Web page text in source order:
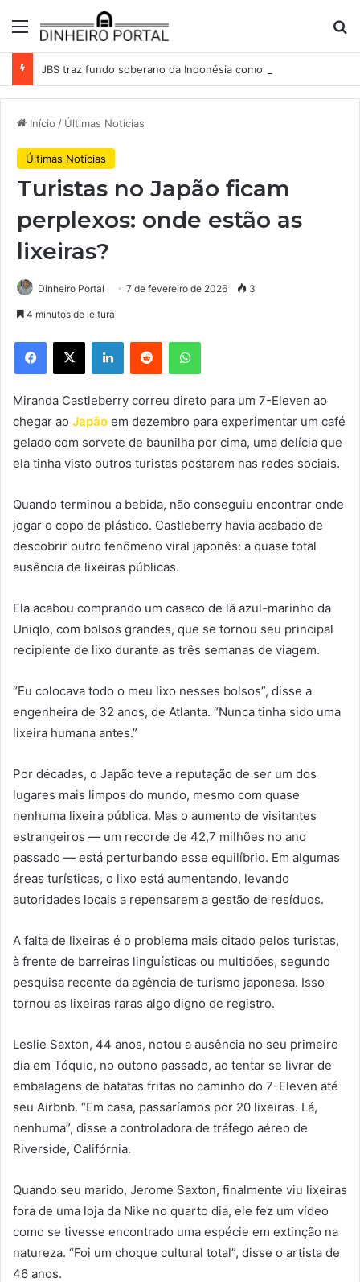
Menu
Início / Últimas Notícias
Últimas Notícias
Turistas no Japão ficam
perplexos: onde estão as
lixeiras?
Dinheiro Portal 7 de fevereiro de 2026 3
4 minutos de leitura
Facebook
X LinkedinReddit WhatsApp
Miranda Castleberry correu direto para um 7-Eleven ao
chegar ao Japão em dezembro para experimentar um café
gelado com sorvete de baunilha por cima, uma delícia que
ela tinha visto outros turistas postarem nas redes sociais.
Quando terminou a bebida, não conseguiu encontrar onde
jogar o copo de plástico. Castleberry havia acabado de
descobrir outro fenômeno viral japonês: a quase total
ausência de lixeiras públicas.
Ela acabou comprando um casaco de lã azul-marinho da
Uniqlo, com bolsos grandes, que se tornou seu principal
recipiente de lixo durante as três semanas de viagem.
“Eu colocava todo o meu lixo nesses bolsos”, disse a
engenheira de 32 anos, de Atlanta. “Nunca tinha sido uma
lixeira humana antes.”
Por décadas, o Japão teve a reputação de ser um dos
lugares mais limpos do mundo, mesmo com quase
nenhuma lixeira pública. Mas o aumento de visitantes
estrangeiros — um recorde de 42,7 milhões no ano
passado — está perturbando esse equilíbrio. Em algumas
áreas turísticas, o lixo está aumentando, levando
autoridades locais a repensarem a gestão de resíduos.
A falta de lixeiras é o problema mais citado pelos turistas,
à frente de barreiras linguísticas ou multidões, segundo
pesquisa recente da agência de turismo japonesa. Isso
tornou as lixeiras raras algo digno de registro.
Leslie Saxton, 44 anos, notou a ausência no seu primeiro
dia em Tóquio, no outono passado, ao tentar se livrar de
embalagens de batatas fritas no caminho do 7-Eleven até
seu Airbnb. “Em casa, passaríamos por 20 lixeiras. Lá,
nenhuma”, disse a controladora de tráfego aéreo de
Riverside, Califórnia.
Quando seu marido, Jerome Saxton, finalmente viu lixeiras
fora de uma loja da Nike no quarto dia, ele fez um vídeo
como se tivesse encontrado uma espécie em extinção na
natureza. “Foi um choque cultural total”, disse o artista de
46 anos.